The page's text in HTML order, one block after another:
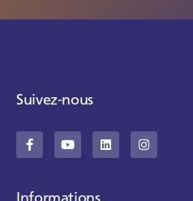
Suivez-nous